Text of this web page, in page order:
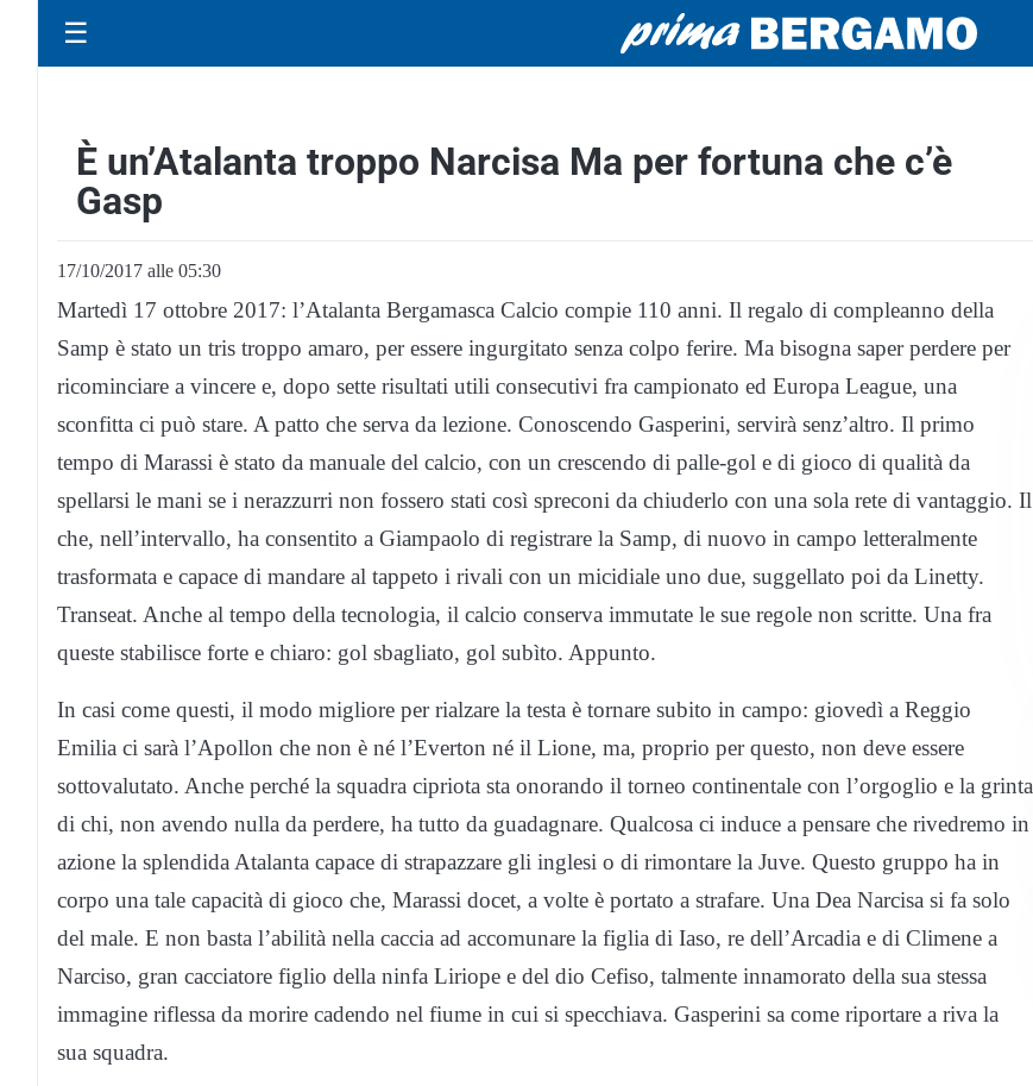
☰
È un’Atalanta troppo Narcisa Ma per fortuna che c’è
Gasp
17/10/2017 alle 05:30
Martedì 17 ottobre 2017: l’Atalanta Bergamasca Calcio compie 110 anni. Il regalo di compleanno della
Samp è stato un tris troppo amaro, per essere ingurgitato senza colpo ferire. Ma bisogna saper perdere per
ricominciare a vincere e, dopo sette risultati utili consecutivi fra campionato ed Europa League, una
sconfitta ci può stare. A patto che serva da lezione. Conoscendo Gasperini, servirà senz’altro. Il primo
tempo di Marassi è stato da manuale del calcio, con un crescendo di palle-gol e di gioco di qualità da
spellarsi le mani se i nerazzurri non fossero stati così spreconi da chiuderlo con una sola rete di vantaggio. Il
che, nell’intervallo, ha consentito a Giampaolo di registrare la Samp, di nuovo in campo letteralmente
trasformata e capace di mandare al tappeto i rivali con un micidiale uno due, suggellato poi da Linetty.
Transeat. Anche al tempo della tecnologia, il calcio conserva immutate le sue regole non scritte. Una fra
queste stabilisce forte e chiaro: gol sbagliato, gol subìto. Appunto.
In casi come questi, il modo migliore per rialzare la testa è tornare subito in campo: giovedì a Reggio
Emilia ci sarà l’Apollon che non è né l’Everton né il Lione, ma, proprio per questo, non deve essere
sottovalutato. Anche perché la squadra cipriota sta onorando il torneo continentale con l’orgoglio e la grinta
di chi, non avendo nulla da perdere, ha tutto da guadagnare. Qualcosa ci induce a pensare che rivedremo in
azione la splendida Atalanta capace di strapazzare gli inglesi o di rimontare la Juve. Questo gruppo ha in
corpo una tale capacità di gioco che, Marassi docet, a volte è portato a strafare. Una Dea Narcisa si fa solo
del male. E non basta l’abilità nella caccia ad accomunare la figlia di Iaso, re dell’Arcadia e di Climene a
Narciso, gran cacciatore figlio della ninfa Liriope e del dio Cefiso, talmente innamorato della sua stessa
immagine riflessa da morire cadendo nel fiume in cui si specchiava. Gasperini sa come riportare a riva la
sua squadra.